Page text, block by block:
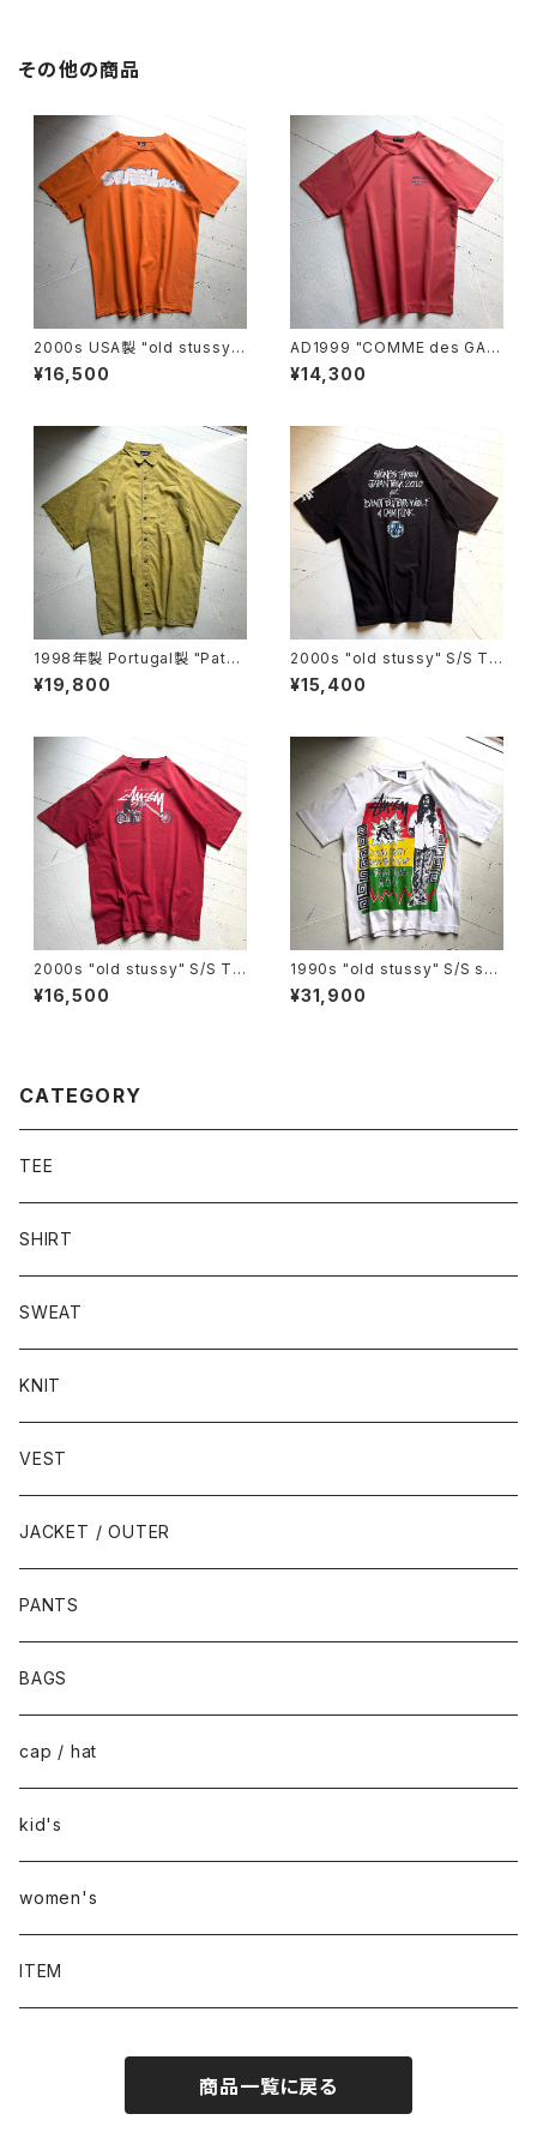
その他の商品
2000s USA製 "old stussy"
S/S T-shirt
¥16,500
AD1999 "COMME des GAR
ÇONS HOMME PLUS" S/S
T-shirt
¥14,300
1998年製 Portugal製 "Patag
onia" A/C print shirt
¥19,800
2000s "old stussy" S/S T-
shirt
¥15,400
2000s "old stussy" S/S T-
shirt
¥16,500
1990s "old stussy" S/S shi
rt
¥31,900
CATEGORY
TEE
SHIRT
SWEAT
KNIT
VEST
JACKET / OUTER
PANTS
BAGS
cap / hat
kid's
women's
ITEM
商品一覧に戻る